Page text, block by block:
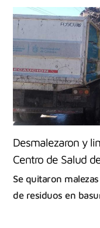
Desmalezaron y
Centro de Salud
Se quitaron
de residuos en